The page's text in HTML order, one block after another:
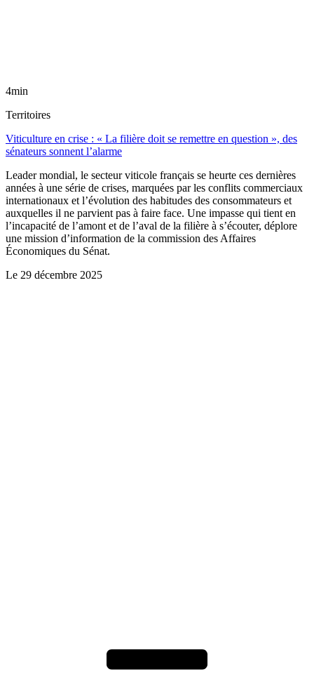
4min
Territoires
Viticulture en crise : « La filière doit se remettre en question », des
sénateurs sonnent l’alarme
Leader mondial, le secteur viticole français se heurte ces dernières
années à une série de crises, marquées par les conflits commerciaux
internationaux et l’évolution des habitudes des consommateurs et
auxquelles il ne parvient pas à faire face. Une impasse qui tient en
l’incapacité de l’amont et de l’aval de la filière à s’écouter, déplore
une mission d’information de la commission des Affaires
Économiques du Sénat.
Le 29 décembre 2025